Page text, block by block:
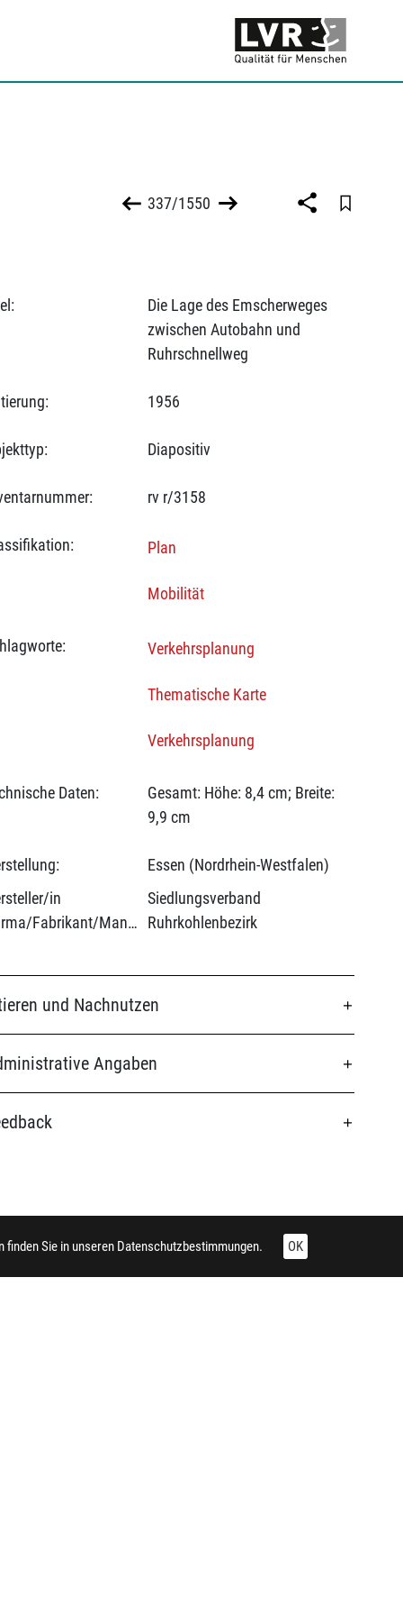
337/1550
Die Lage des Emscherweges
zwischen Autobahn und
Ruhrschnellweg
1956
Diapositiv
rv r/3158
Plan
Mobilität
Verkehrsplanung
Thematische Karte
Verkehrsplanung
Daten:
Gesamt: Höhe: 8,4 cm; Breite:
9,9 cm
Essen (Nordrhein-Westfalen)
in
(Firma/Fabrikant/Manufaktur):
Siedlungsverband
Ruhrkohlenbezirk
und Nachnutzen
Angaben
finden Sie in unseren Datenschutzbestimmungen. OK